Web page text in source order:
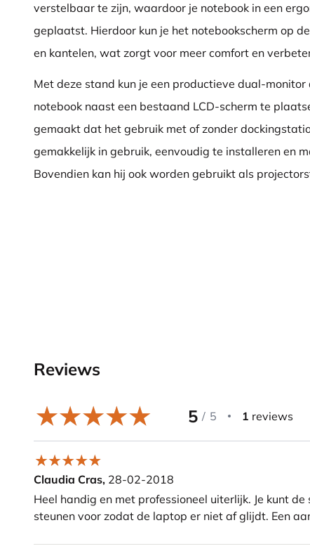
verstelbaar te zijn, waardoor je notebook in een
geplaatst. Hierdoor kun je het notebookscherm op
en kantelen, wat zorgt voor meer comfort en
Met deze stand kun je een productieve dual-
notebook naast een bestaand LCD-scherm te
gemaakt dat het gebruik met of zonder
gemakkelijk in gebruik, eenvoudig te installeren en
Bovendien kan hij ook worden gebruikt als
Reviews
5 / 5 1 reviews
Claudia Cras, 28-02-2018
Heel handig en met professioneel uiterlijk. Je kunt
steunen voor zodat de laptop er niet af glijdt. Een